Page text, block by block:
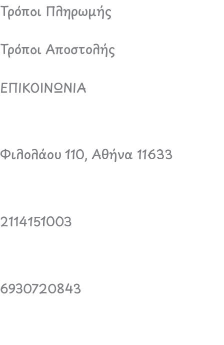
Τρόποι Πληρωμής
Τρόποι Αποστολής
ΕΠΙΚΟΙΝΩΝΙΑ
Φιλολάου 110, Αθήνα 11633
2114151003
6930720843